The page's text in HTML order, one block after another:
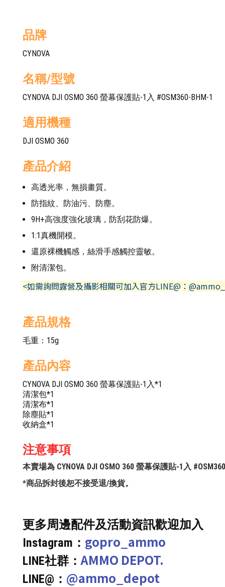
品牌
CYNOVA
名稱/型號
CYNOVA DJI OSMO 360 螢幕保護貼-1入 #OSM360-BHM-1
適用機種
DJI OSMO 360
產品介紹
高透光率，無損畫質。
防指紋、防油污、防塵。
9H+高強度強化玻璃，防刮花防爆。
1:1真機開模。
還原裸機觸感，絲滑手感觸控靈敏。
附清潔包。
<如需詢問露營及攝影相關可加入官方LINE@：
產品規格
毛重：15g
產品內容
CYNOVA DJI OSMO 360 螢幕保護貼-1入*1
清潔包*1
清潔布*1
除塵貼*1
收納盒*1
注意事項
本賣場為 CYNOVA DJI OSMO 360 螢幕保護貼-1入
*商品拆封後恕不接受退/換貨。
更多周邊配件及活動資訊歡迎加入
Instagram： gopro_ammo
LINE社群：AMMO DEPOT.
LINE@： @ammo_depot